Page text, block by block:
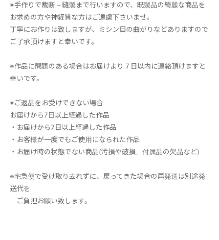
※手作りで裁断～縫製まで行いますので、既製品の綺麗な商品を
お求めの方や神経質な方はご遠慮下さいませ。
丁寧にお作りは致しますが、ミシン目の曲がりなどありますので
ご了承頂けますと幸いです。
※作品に問題のある場合はお届けより７日以内に連絡頂けますと
幸いです。
※ご返品をお受けできない場合
お届けから7日以上経過した作品
・お届けから7日以上経過した作品
・お客様が一度でもご使用になられた作品
・お届け時の状態でない商品(汚損や破損、付属品の欠品など)
※宅急便で受け取り去れずに、戻ってきた場合の再発送は別途発
送代を
ご負担お願い致します。